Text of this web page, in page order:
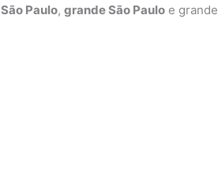
São Paulo, grande São Paulo e grande